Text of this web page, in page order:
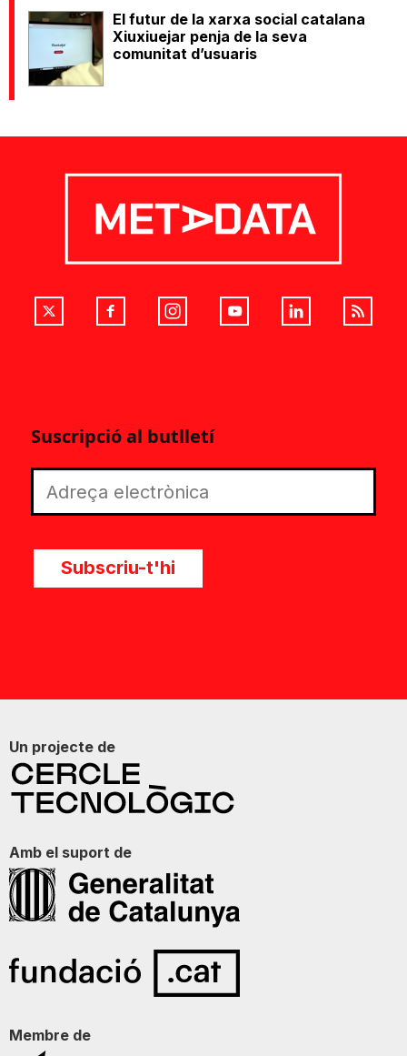
El futur de la xarxa social catalana
Xiuxiuejar penja de la seva
comunitat d’usuaris
Suscripció al butlletí
Subscriu-t'hi
Un projecte de
Amb el suport de
Membre de